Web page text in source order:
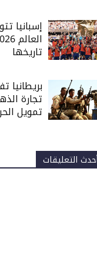
إسبانيا
تاريخها
تجارة
تمويل
التعليقات